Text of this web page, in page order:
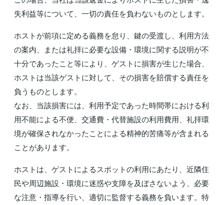
失利益等について、一切の責任を負わないものとします。
ホストが前項に定める義務を怠り、鍵の受渡し、利用方法
の案内、または礼拝に必要な設備・環境に関する説明が不
十分であったこと等により、ゲストに損害が生じた場合、
ホストは当該ゲストに対して、その損害を賠償する責任を
負うものとします。
なお、当該損害には、利用予定であった時間帯における利
用不能による不便、交通費・代替施設の利用費用、礼拝環
境が確保されなかったことによる精神的苦痛等が含まれる
ことがあります。
ホストは、ゲストによるスポットの利用にあたり、近隣住
民や周辺施設・環境に迷惑や支障を及ぼさないよう、必要
な注意・指導を行い、適切に監督する義務を負います。特